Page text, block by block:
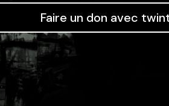
Faire un don avec